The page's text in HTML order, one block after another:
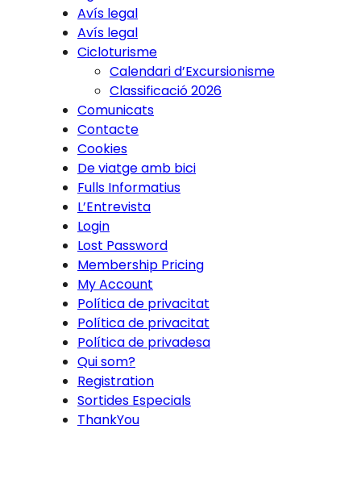
Avís legal
Avís legal
Cicloturisme
Calendari d’Excursionisme
Classificació 2026
Comunicats
Contacte
Cookies
De viatge amb bici
Fulls Informatius
L’Entrevista
Login
Lost Password
Membership Pricing
My Account
Política de privacitat
Política de privacitat
Política de privadesa
Qui som?
Registration
Sortides Especials
ThankYou